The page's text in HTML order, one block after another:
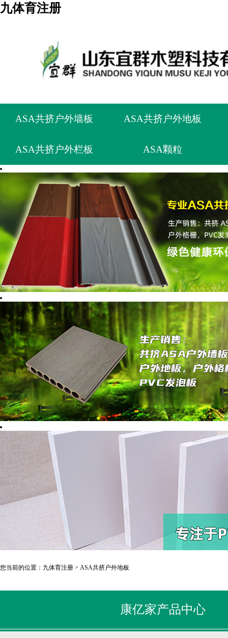
九体育注册
ASA共挤户外墙板 ASA共挤户外地板
ASA共挤户外栏板 ASA颗粒
您当前的位置： 九体育注册 > ASA共挤户外地板
康亿家产品中心